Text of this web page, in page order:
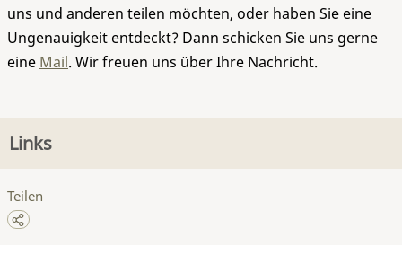
uns und anderen teilen möchten, oder haben Sie eine
Ungenauigkeit entdeckt? Dann schicken Sie uns gerne
eine Mail. Wir freuen uns über Ihre Nachricht.
Links
Teilen